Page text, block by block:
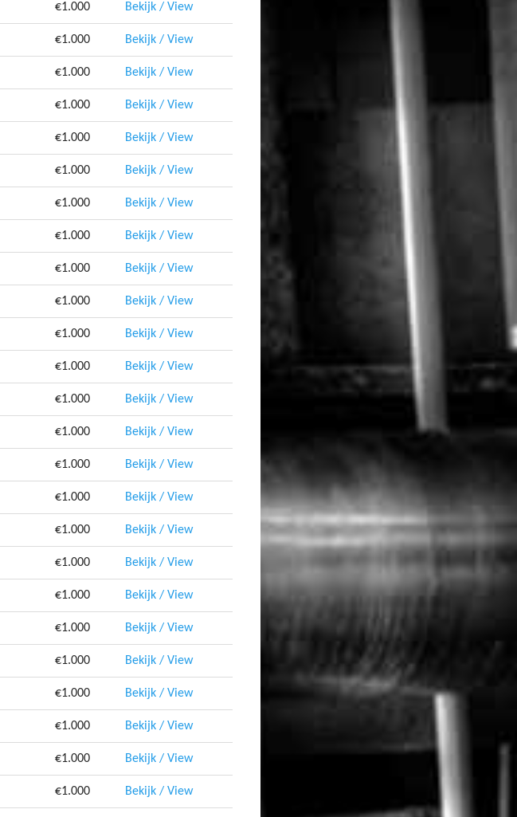
€1.000 Bekijk / View
€1.000 Bekijk / View
€1.000 Bekijk / View
€1.000 Bekijk / View
€1.000 Bekijk / View
€1.000 Bekijk / View
€1.000 Bekijk / View
€1.000 Bekijk / View
€1.000 Bekijk / View
€1.000 Bekijk / View
€1.000 Bekijk / View
€1.000 Bekijk / View
€1.000 Bekijk / View
€1.000 Bekijk / View
€1.000 Bekijk / View
€1.000 Bekijk / View
€1.000 Bekijk / View
€1.000 Bekijk / View
€1.000 Bekijk / View
€1.000 Bekijk / View
€1.000 Bekijk / View
€1.000 Bekijk / View
€1.000 Bekijk / View
€1.000 Bekijk / View
€1.000 Bekijk / View